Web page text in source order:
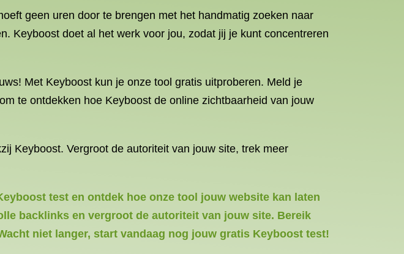
geen uren door te brengen met het handmatig zoeken naar
Keyboost doet al het werk voor jou, zodat jij je kunt concentreren
Met Keyboost kun je onze tool gratis uitproberen. Meld je
te ontdekken hoe Keyboost de online zichtbaarheid van jouw
Keyboost. Vergroot de autoriteit van jouw site, trek meer
test en ontdek hoe onze tool jouw website kan laten
backlinks en vergroot de autoriteit van jouw site. Bereik
niet langer, start vandaag nog jouw gratis Keyboost test!